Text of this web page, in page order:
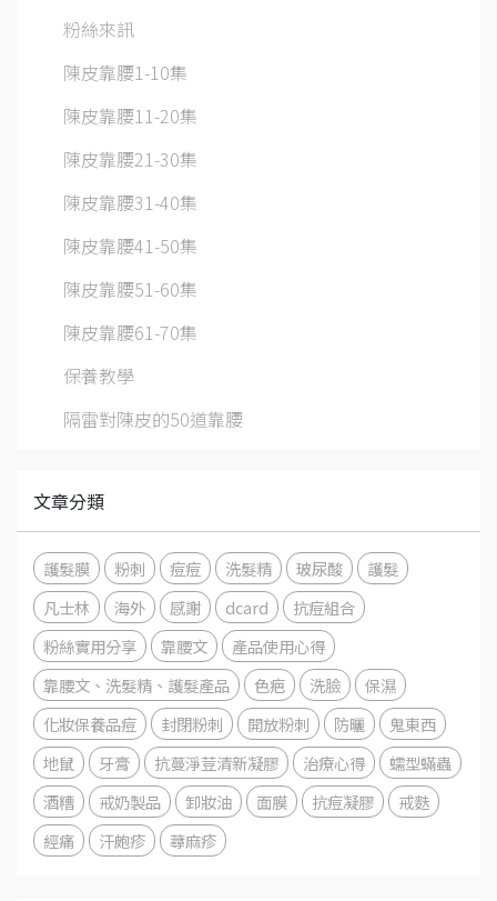
粉絲來訊
陳皮靠腰1-10集
陳皮靠腰11-20集
陳皮靠腰21-30集
陳皮靠腰31-40集
陳皮靠腰41-50集
陳皮靠腰51-60集
陳皮靠腰61-70集
保養教學
隔雷對陳皮的50道靠腰
文章分類
護髮膜 粉刺 痘痘 洗髮精 玻尿酸
護髮
凡士林
海外 感謝 dcard
抗痘組合
粉絲實用分享
靠腰文
產品使用心得
靠腰文、洗髮精、護髮產品
色疤 洗臉
保濕
化妝保養品痘
封閉粉刺 開放粉刺 防曬
鬼東西
地鼠
牙膏 抗蔓淨荳清新凝膠 治療心得
蠕型蟎蟲
酒糟
戒奶製品 卸妝油 面膜 抗痘凝膠
戒麩
經痛
汗皰疹 蕁麻疹